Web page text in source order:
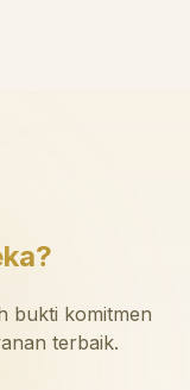
bukti komitmen
terbaik.